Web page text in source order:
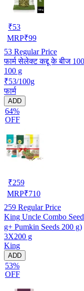
₹53
MRP₹99
53 Regular Price
फार्म सेलेक्ट कद्दू के बीज
100 g
₹53/100g
फार्म
ADD
64%
OFF
₹259
MRP₹710
259 Regular Price
King Uncle Combo
g+ Pumkin Seeds 200 g)
3X200 g
King
ADD
53%
OFF